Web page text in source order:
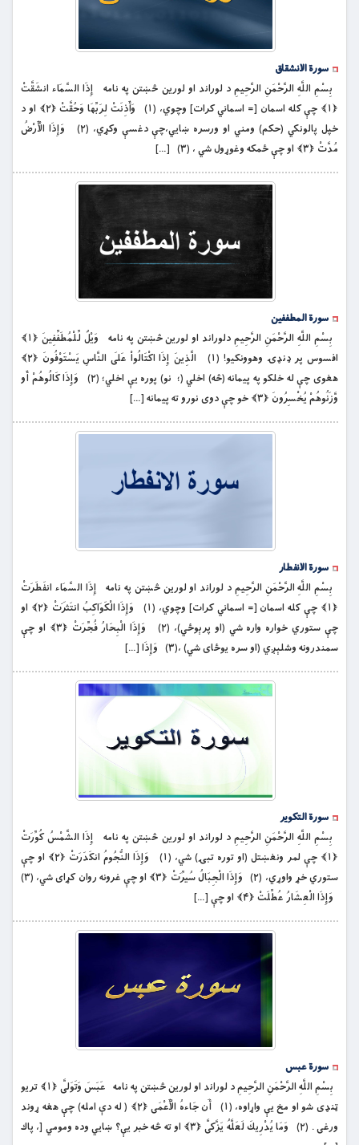
سورة الانشقاق
بِسْمِ اللَّهِ الرَّحْمَنِ الرَّحِيمِ د لوراند او لورین څښتن په نامه إِذَا السَّمَاء انشَقَّتْ
﴿۱﴾ چې کله اسمان [= اسماني كرات] وچوي، (۱) وَأَذِنَتْ لِرَبِّهَا وَحُقَّتْ ﴿۲﴾ او د
خپل پالونكي (حكم) ومني او ورسره ښايي،چې دغسې وکړي، (۲) وَإِذَا الْأَرْضُ
مُدَّتْ ﴿۳﴾ او چې ځمكه وغوړول شي ، (۳) […]
سورة المطففین
بِسْمِ اللَّهِ الرَّحْمَنِ الرَّحِيمِ دلوراند او لورین څښتن په نامه وَيْلٌ لِّلْمُطَفِّفِينَ ﴿۱﴾
افسوس پر ډنډۍ وهوونكيو! (۱) الَّذِينَ إِذَا اكْتَالُواْ عَلَى النَّاسِ يَسْتَوْفُونَ ﴿۲﴾
هغوی چې له خلكو په پيمانه (څه) اخلي (؛ نو) پوره يې اخلي؛ (۲) وَإِذَا كَالُوهُمْ أَو
وَّزَنُوهُمْ يُخْسِرُونَ ﴿۳﴾ خو چې دوی نورو ته پيمانه […]
سورة الانفطار
بِسْمِ اللَّهِ الرَّحْمَنِ الرَّحِيمِ د لوراند او لورین څښتن په نامه إِذَا السَّمَاء انفَطَرَتْ
﴿۱﴾ چې کله اسمان [= اسماني كرات] وچوي، (۱) وَإِذَا الْكَوَاكِبُ انتَثَرَتْ ﴿۲﴾ او
چې ستوري خواره واره شي (او پرېوځي)، (۲) وَإِذَا الْبِحَارُ فُجِّرَتْ ﴿۳﴾ او چې
سمندرونه وشلېږي (او سره يوځاى شي) ،(۳) وَإِذَا […]
سورة التکویر
بِسْمِ اللَّهِ الرَّحْمَنِ الرَّحِيمِ د لوراند او لورین څښتن په نامه إِذَا الشَّمْسُ كُوِّرَتْ
﴿۱﴾ چې لمر ونغښتل (او توره تبۍ) شي، (۱) وَإِذَا النُّجُومُ انكَدَرَتْ ﴿۲﴾ او چې
ستوري خړ واوړي، (۲) وَإِذَا الْجِبَالُ سُيِّرَتْ ﴿۳﴾ او چې غرونه روان کړای شي، (۳)
وَإِذَا الْعِشَارُ عُطِّلَتْ ﴿۴﴾ او چې […]
سورة عبس
بِسْمِ اللَّهِ الرَّحْمَنِ الرَّحِيمِ د لوراند او لورین څښتن په نامه عَبَسَ وَتَوَلَّى ﴿۱﴾ تريو
ټنډى شو او مخ يې واړاوه، (۱) أَن جَاءهُ الْأَعْمَى ﴿۲﴾ ( له دې امله) چې هغه ړوند
ورغى . (۲) وَمَا يُدْرِيكَ لَعَلَّهُ يَزَّكَّى ﴿۳﴾ او ته څه خبر یې؟ ښايي وده ومومي [، پاك